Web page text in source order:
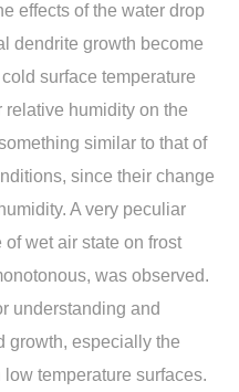
effects of the water drop
dendrite growth become
surface temperature
humidity on the
similar to that of
since their change
A very peculiar
wet air state on frost
was observed.
understanding and
growth, especially the
temperature surfaces.